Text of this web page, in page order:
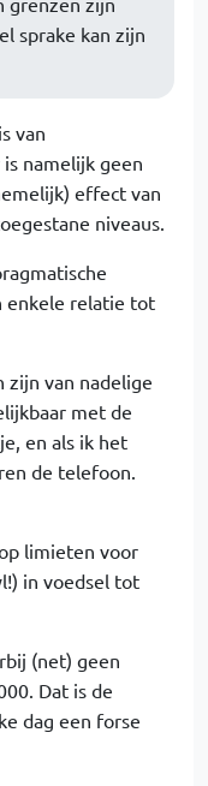
sprake kan zijn
van
namelijk geen
effect van
niveaus.
enkele relatie tot
zijn van nadelige
met de
en als ik het
de telefoon.
limieten voor
in voedsel tot
(net) geen
Dat is de
dag een forse